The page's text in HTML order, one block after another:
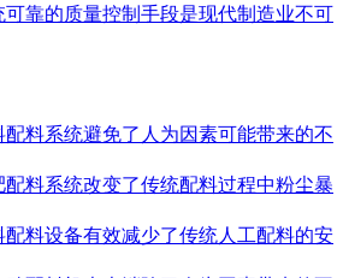
可靠的质量控制手段是现代制造业不可
配料系统避免了人为因素可能带来的不
配料系统改变了传统配料过程中粉尘暴
配料设备有效减少了传统人工配料的安